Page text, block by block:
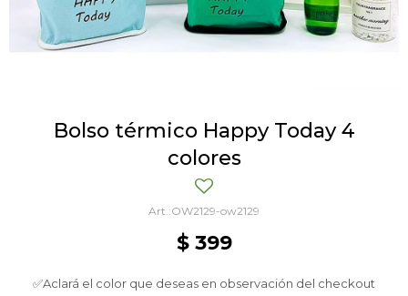
Bolso térmico Happy Today 4
colores
OW2129-ow2129
$ 399
✅Aclará el color que deseas en observación del checkout